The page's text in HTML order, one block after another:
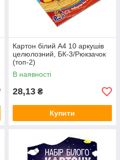
Картон білий A4 10 аркушів
целюлозний, БК-3/Рюкзачок
(топ-2)
В наявності
28,13 ₴
Купити